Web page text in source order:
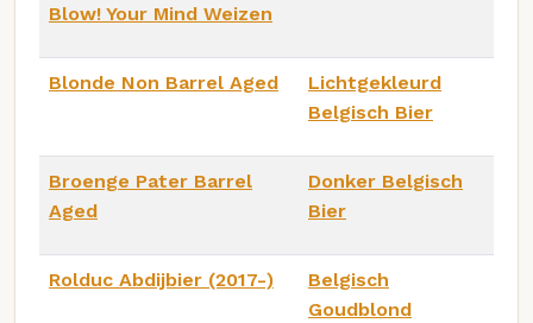
Blow! Your Mind Weizen
Blonde Non Barrel Aged
Lichtgekleurd
Belgisch Bier
Broenge Pater Barrel
Aged
Donker Belgisch
Bier
Rolduc Abdijbier (2017-)
Belgisch
Goudblond